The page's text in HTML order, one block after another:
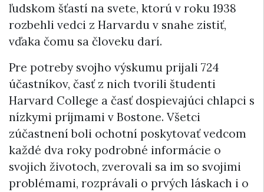
ľudskom šťastí na svete, ktorú v roku 1938
rozbehli vedci z Harvardu v snahe zistiť,
vďaka čomu sa človeku darí.
Pre potreby svojho výskumu prijali 724
účastníkov, časť z nich tvorili študenti
Harvard College a časť dospievajúci chlapci s
nízkymi príjmami v Bostone. Všetci
zúčastnení boli ochotní poskytovať vedcom
každé dva roky podrobné informácie o
svojich životoch, zverovali sa im so svojimi
problémami, rozprávali o prvých láskach i o